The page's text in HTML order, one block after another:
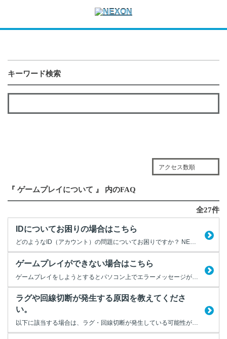
キーワード検索
アクセス数順
『 ゲームプレイについて 』 内のFAQ
全27件
IDについてお困りの場合はこちら
どのようなID（アカウント）の問題についてお困りですか？ NEXON IDやゲームIDなど、お使いになるIDの種別ごとにお困りの問題を解消するためのFAQをご案内します。 どのIDについて問題が発生しているか、以下より選択してください。
ゲームプレイができない場合はこちら
ラグや回線切断が発生する原因を教えてくださ
い。
以下に該当する場合は、ラグ・回線切断が発生している可能性があります。 ＜ラグ・回線切断例＞ ・ゲームの動作が重く感じる ・ゲームプレイ時にずれや遅れを感じる ・ゲームから不意に切断される ゲームプレイ中は、お客様のパソコンとゲームサーバー間で頻繁にデータのやりとりを行います。 インターネットを経由しての接続となるため、通信異常を感じやすい状況です。 なお、通...